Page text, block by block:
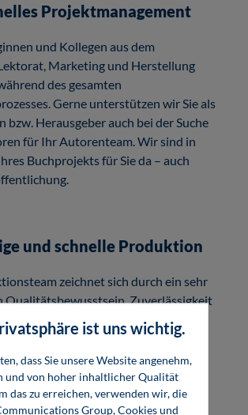
Projektmanagement
und Kollegen aus dem
Marketing und Herstellung
des gesamten
Gerne unterstützen wir Sie als
bzw. Herausgeber auch bei der Suche
für Ihr Autorenteam. Wir sind in
Buchprojekts für Sie da – auch
und schnelle Produktion
zeichnet sich durch ein sehr
Qualitätsbewusstsein, Zuverlässigkeit
aus. Ihr Buch erscheint in
Form und als E-Book. Je nach
dauert es 1,5 bis 6 Monate, bis
der Hand halten.
ist uns wichtig.
dass Sie unsere Website angenehm,
und von hoher inhaltlicher Qualität
das zu erreichen, verwenden wir, die
Group, Cookies und